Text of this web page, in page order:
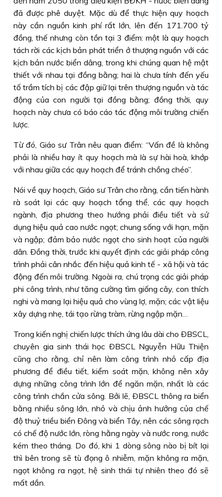
đã được phê duyệt. Mặc dù để thực hiện quy hoạch
này cần nguồn kinh phí rất lớn, lên đến 171.700 tỷ
đồng, thế nhưng còn tồn tại 3 điểm: một là quy hoạch
tách rời các kịch bản phát triển ở thượng nguồn với các
kịch bản nước biển dâng, trong khi chúng quan hệ mật
thiết với nhau tại đồng bằng; hai là chưa tính đến yếu
tố trầm tích bị các đập giữ lại trên thượng nguồn và tác
động của con người tại đồng bằng; đồng thời, quy
hoạch này chưa có báo cáo tác động môi trường chiến
lược.
Từ đó, Giáo sư Trân nêu quan điểm: “Vấn đề là không
phải là nhiều hay ít quy hoạch mà là sự hài hoà, khớp
với nhau giữa các quy hoạch để tránh chồng chéo”.
Nói về quy hoạch, Giáo sư Trân cho rằng, cần tiến hành
rà soát lại các quy hoạch tổng thể, các quy hoạch
ngành, địa phương theo hướng phải điều tiết và sử
dụng hiệu quả cao nước ngọt; chung sống với hạn, mặn
và ngập; đảm bảo nước ngọt cho sinh hoạt của người
dân. Ðồng thời, trước khi quyết định các giải pháp công
trình phải cân nhắc đến hiệu quả kinh tế - xã hội và tác
động đến môi trường. Ngoài ra, chú trọng các giải pháp
phi công trình, như tăng cường tìm giống cây, con thích
nghi và mang lại hiệu quả cho vùng lợ, mặn; các vật liệu
xây dựng nhẹ, tái tạo rừng tràm, rừng ngập mặn…
Trong kiến nghị chiến lược thích ứng lâu dài cho ÐBSCL,
chuyên gia sinh thái học ÐBSCL Nguyễn Hữu Thiện
cũng cho rằng, chỉ nên làm công trình nhỏ cấp địa
phương để điều tiết, kiểm soát mặn, không nên xây
dựng những công trình lớn để ngăn mặn, nhất là các
công trình chắn cửa sông. Bởi lẽ, ÐBSCL thông ra biển
bằng nhiều sông lớn, nhỏ và chịu ảnh hưởng của chế
độ thuỷ triều biển Ðông và biển Tây, nên các sông rạch
có chế độ nước lớn, ròng hằng ngày và nước rong, nước
kém theo tháng. Do đó, khi 1 dòng sông nào bị bít lại
thì bên trong sẽ tù đọng ô nhiễm, mặn không ra mặn,
ngọt không ra ngọt, hệ sinh thái tự nhiên theo đó sẽ
mất dần.